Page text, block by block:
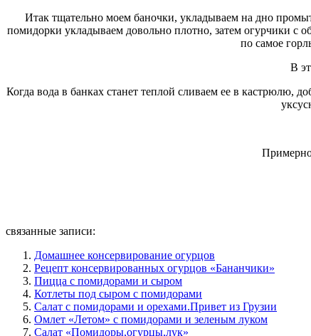
Итак тщательно моем баночки, укладываем на дно
помидорки укладываем довольно плотно, затем огурчики с
по самое
В
Когда вода в банках станет теплой сливаем ее в
Примерно
связанные записи:
Домашнее консервирование огурцов
Рецепт консервированных огурцов «Бананчики»
Пицца с помидорами и сыром
Котлеты под сыром с помидорами
Салат с помидорами и орехами.Привет из Грузии
Омлет «Летом» с помидорами и зеленым луком
Салат «Помидоры,огурцы,лук»